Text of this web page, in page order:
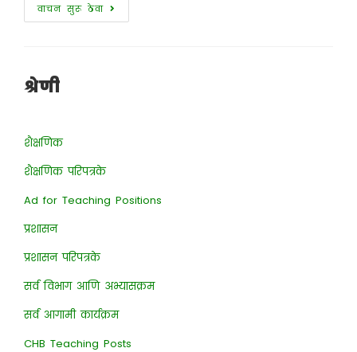
वाचन सुरू ठेवा
श्रेणी
शैक्षणिक
शैक्षणिक परिपत्रके
Ad for Teaching Positions
प्रशासन
प्रशासन परिपत्रके
सर्व विभाग आणि अभ्यासक्रम
सर्व आगामी कार्यक्रम
CHB Teaching Posts